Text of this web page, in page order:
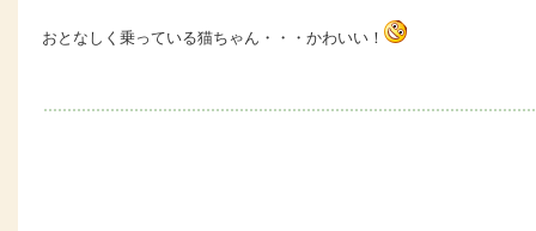
おとなしく乗っている猫ちゃん・・・かわいい！